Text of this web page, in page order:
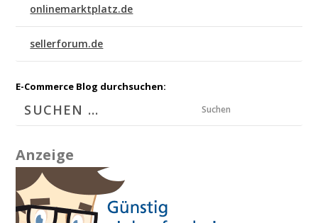
onlinemarktplatz.de
sellerforum.de
E-Commerce Blog durchsuchen:
Suchen
Anzeige